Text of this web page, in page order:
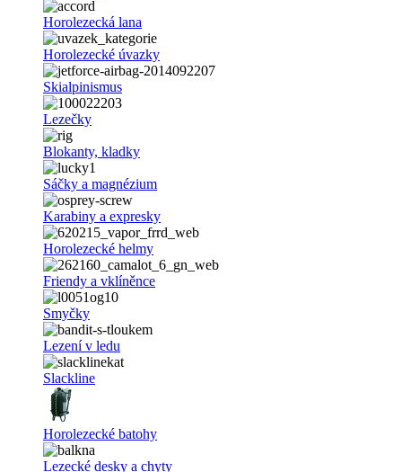
Horolezecká lana
Horolezecké úvazky
Skialpinismus
Lezečky
Blokanty, kladky
Sáčky a magnézium
Karabiny a expresky
Horolezecké helmy
Friendy a vklíněnce
Smyčky
Lezení v ledu
Slackline
Horolezecké batohy
Lezecké desky a chyty